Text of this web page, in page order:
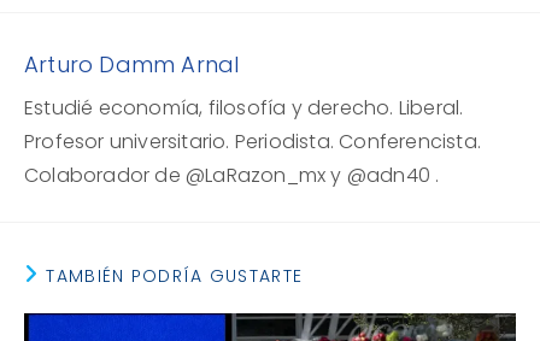
Arturo Damm Arnal
Estudié economía, filosofía y derecho. Liberal.
Profesor universitario. Periodista. Conferencista.
Colaborador de @LaRazon_mx y @adn40 .
TAMBIÉN PODRÍA GUSTARTE